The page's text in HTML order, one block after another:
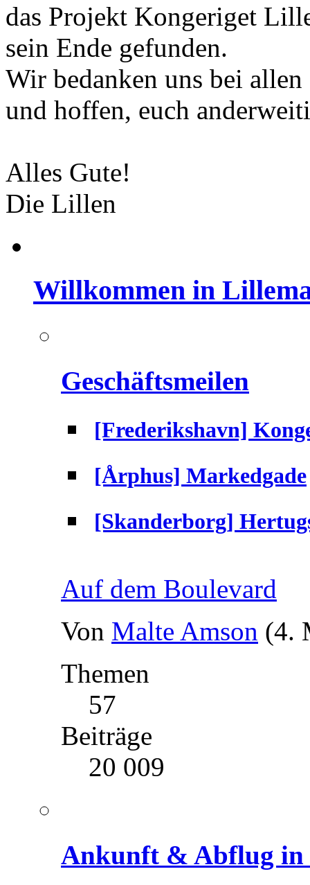
das Projekt Kongeriget
sein Ende gefunden.
Wir bedanken uns bei
und hoffen, euch
Alles Gute!
Die Lillen
Willkommen in
Geschäftsmeilen
[Frederikshavn]
[Årphus] Markedgade
[Skanderborg]
Auf dem Boulevard
Von Malte Amson (4.
Themen
57
Beiträge
20 009
Ankunft & Abflug